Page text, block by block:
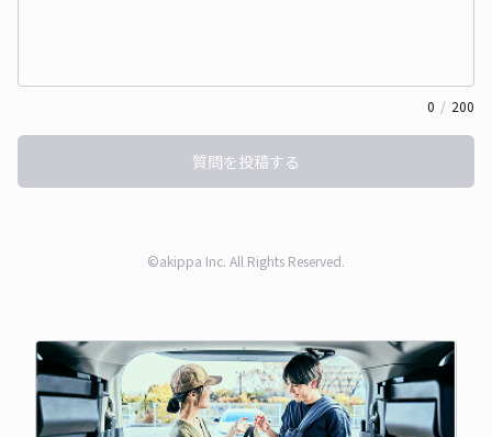
0 / 200
質問を投稿する
©akippa Inc. All Rights Reserved.